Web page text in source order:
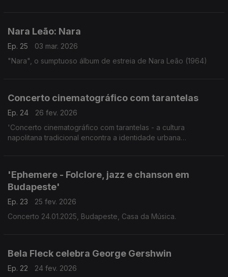
Nara Leão: Nara
Ep. 25
03 mar. 2026
"Nara", o sumptuoso álbum de estreia de Nara Leão (1964)
Concerto cinematográfico com tarantelas
Ep. 24
26 fev. 2026
'Concerto cinematográfico com tarantelas - a cultura
napolitana tradicional encontra a identidade urbana
'Ephemere - Folclore, jazz e chanson em
Budapeste'
Ep. 23
25 fev. 2026
Concerto 24.01.2025, Budapeste, Casa da Música.
Bela Fleck celebra George Gershwin
Ep. 22
24 fev. 2026